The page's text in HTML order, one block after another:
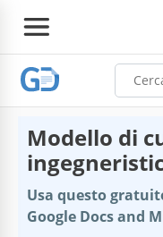
Modello di
Usa questo
Google Docs and